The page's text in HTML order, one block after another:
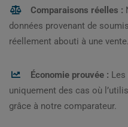
Comparaisons réelles :
données provenant de
réellement abouti à une vente.
Économie prouvée :
uniquement des cas où
grâce à notre comparateur.